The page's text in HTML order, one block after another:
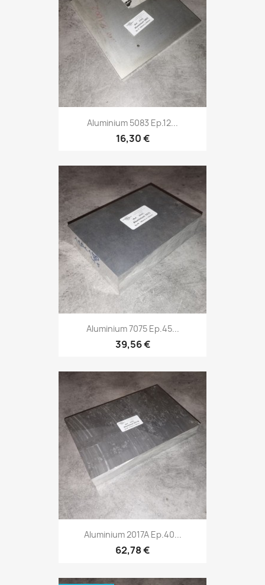
Aluminium 5083 Ep.12...
16,30 €
Aluminium 7075 Ep.45...
39,56 €
Aluminium 2017A Ep.40...
62,78 €